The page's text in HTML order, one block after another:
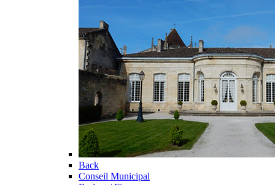
Back
Conseil Municipal